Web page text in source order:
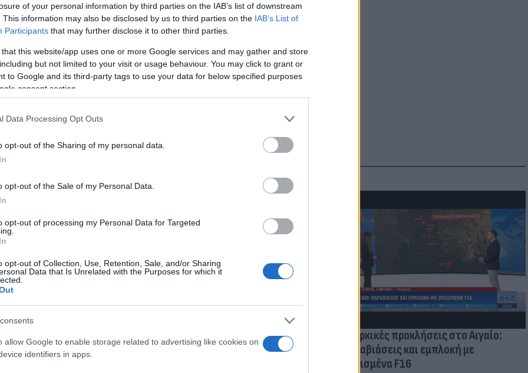
of your personal information by third parties on the IAB’s list of downstream
This information may also be disclosed by us to third parties on the IAB’s List of
Participants that may further disclose it to other third parties.
that this website/app uses one or more Google services and may gather and store
but not limited to your visit or usage behaviour. You may click to grant or
to Google and its third-party tags to use your data for below specified purposes
consent section.
Data Processing Opt Outs
opt-out of the Sharing of my personal data.
opt-out of the Sale of my Personal Data.
opt-out of processing my Personal Data for Targeted
opt-out of Collection, Use, Retention, Sale, and/or Sharing
Data that Is Unrelated with the Purposes for which it
allow Google to enable storage related to advertising like cookies on
identifiers in apps.
στην παρουσίαση του
κόσμου στο γήπεδο
(video)
επιστήμονες ρίχνουν φως στις
"φιλίες" μεταξύ διαφορετικών ειδών
Τουρκικές προκλήσεις στο Αιγαίο:
Παραβιάσεις και εμπλοκή με
οπλισμένα F16